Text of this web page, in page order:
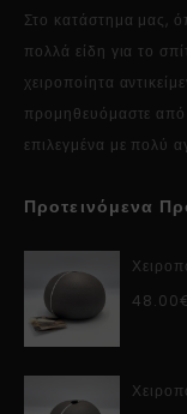
Στο κατάστημα μας,
πολλά είδη για το
χειροποίητα
προμηθευόμαστε από
επιλεγμένα με πολύ
Προτεινόμενα
48.00